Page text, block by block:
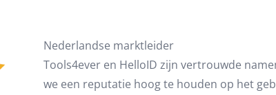
Nederlandse marktleider
Tools4ever en HelloID zijn vertrouwde
we een reputatie hoog te houden op het